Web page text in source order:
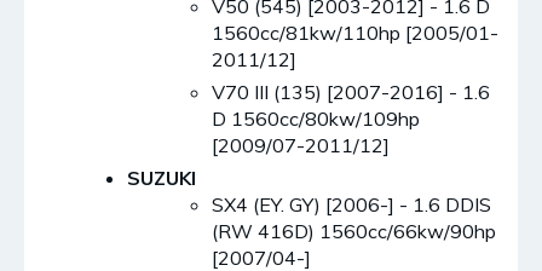
V50 (545) [2003-2012] - 1.6 D
1560cc/81kw/110hp [2005/01-
2011/12]
V70 III (135) [2007-2016] - 1.6
D 1560cc/80kw/109hp
[2009/07-2011/12]
SUZUKI
SX4 (EY. GY) [2006-] - 1.6 DDIS
(RW 416D) 1560cc/66kw/90hp
[2007/04-]